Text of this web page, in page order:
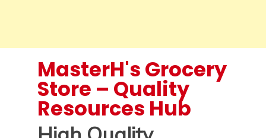
MasterH's Grocery
Store – Quality
Resources Hub